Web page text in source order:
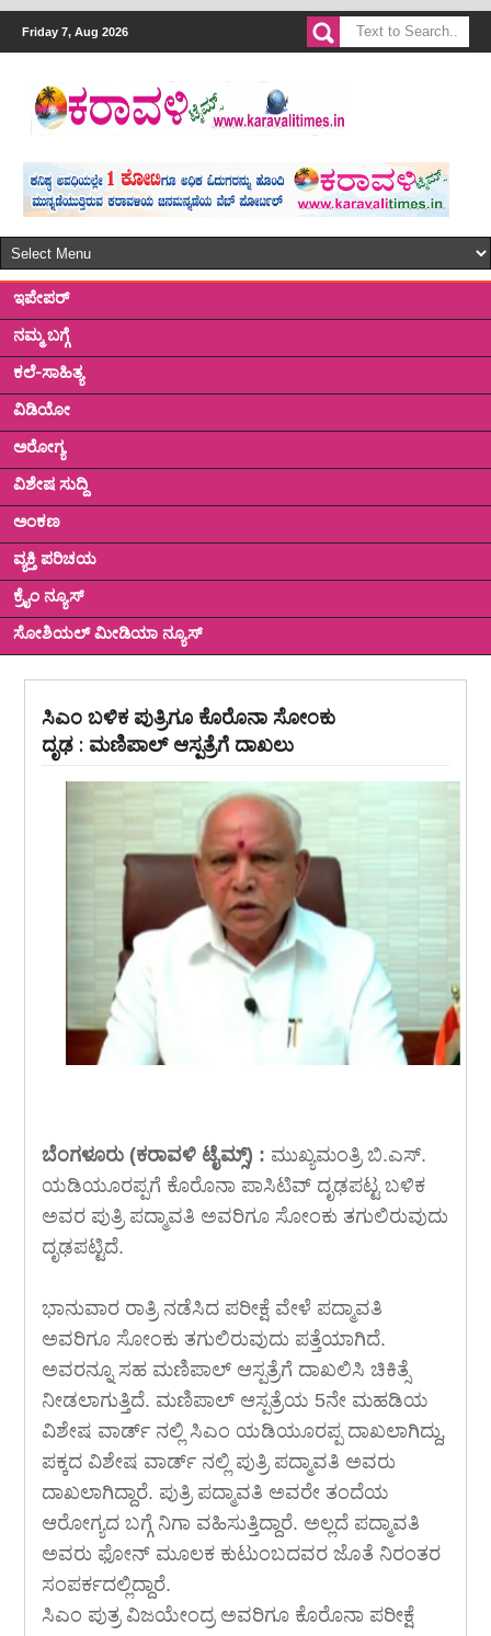
Friday 7, Aug 2026
ಇಪೇಪರ್
ನಮ್ಮ ಬಗ್ಗೆ
ಕಲೆ-ಸಾಹಿತ್ಯ
ವಿಡಿಯೋ
ಅರೋಗ್ಯ
ವಿಶೇಷ ಸುದ್ದಿ
ಅಂಕಣ
ವ್ಯಕ್ತಿ ಪರಿಚಯ
ಕ್ರೈಂ ನ್ಯೂಸ್
ಸೋಶಿಯಲ್ ಮೀಡಿಯಾ ನ್ಯೂಸ್
ಸಿಎಂ ಬಳಿಕ ಪುತ್ರಿಗೂ ಕೊರೊನಾ ಸೋಂಕು
ದೃಢ : ಮಣಿಪಾಲ್ ಆಸ್ಪತ್ರೆಗೆ ದಾಖಲು
ಬೆಂಗಳೂರು (ಕರಾವಳಿ ಟೈಮ್ಸ್) : ಮುಖ್ಯಮಂತ್ರಿ ಬಿ.ಎಸ್.
ಯಡಿಯೂರಪ್ಪಗೆ ಕೊರೊನಾ ಪಾಸಿಟಿವ್ ದೃಢಪಟ್ಟ ಬಳಿಕ
ಅವರ ಪುತ್ರಿ ಪದ್ಮಾವತಿ ಅವರಿಗೂ ಸೋಂಕು ತಗುಲಿರುವುದು
ದೃಢಪಟ್ಟಿದೆ.
ಭಾನುವಾರ ರಾತ್ರಿ ನಡೆಸಿದ ಪರೀಕ್ಷೆ ವೇಳೆ ಪದ್ಮಾವತಿ
ಅವರಿಗೂ ಸೋಂಕು ತಗುಲಿರುವುದು ಪತ್ತೆಯಾಗಿದೆ.
ಅವರನ್ನೂ ಸಹ ಮಣಿಪಾಲ್ ಆಸ್ಪತ್ರೆಗೆ ದಾಖಲಿಸಿ ಚಿಕಿತ್ಸೆ
ನೀಡಲಾಗುತ್ತಿದೆ. ಮಣಿಪಾಲ್ ಆಸ್ಪತ್ರೆಯ 5ನೇ ಮಹಡಿಯ
ವಿಶೇಷ ವಾರ್ಡ್ ನಲ್ಲಿ ಸಿಎಂ ಯಡಿಯೂರಪ್ಪ ದಾಖಲಾಗಿದ್ದು,
ಪಕ್ಕದ ವಿಶೇಷ ವಾರ್ಡ್ ನಲ್ಲಿ ಪುತ್ರಿ ಪದ್ಮಾವತಿ ಅವರು
ದಾಖಲಾಗಿದ್ದಾರೆ. ಪುತ್ರಿ ಪದ್ಮಾವತಿ ಅವರೇ ತಂದೆಯ
ಆರೋಗ್ಯದ ಬಗ್ಗೆ ನಿಗಾ ವಹಿಸುತ್ತಿದ್ದಾರೆ. ಅಲ್ಲದೆ ಪದ್ಮಾವತಿ
ಅವರು ಫೋನ್ ಮೂಲಕ ಕುಟುಂಬದವರ ಜೊತೆ ನಿರಂತರ
ಸಂಪರ್ಕದಲ್ಲಿದ್ದಾರೆ.
ಸಿಎಂ ಪುತ್ರ ವಿಜಯೇಂದ್ರ ಅವರಿಗೂ ಕೊರೊನಾ ಪರೀಕ್ಷೆ